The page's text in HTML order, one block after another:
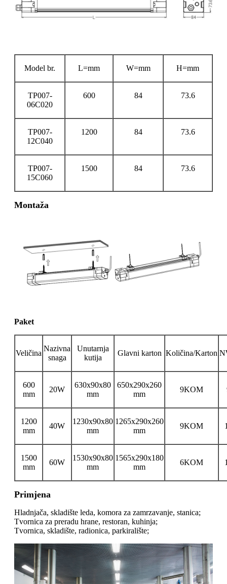
Model br. L=mm W=mm H=mm
TP007-
06C020
600 84 73.6
TP007-
12C040
1200 84 73.6
TP007-
15C060
1500 84 73.6
Montaža
Paket
Veličina
Nazivna
snaga
Unutarnja
kutija
Glavni karton Količina/Karton
600
mm
20W
630x90x80
mm
650x290x260
mm
9KOM
1200
mm
40W
1230x90x80
mm
1265x290x260
mm
9KOM
1500
mm
60W
1530x90x80
mm
1565x290x180
mm
6KOM
Primjena
Hladnjača, skladište leda, komora za zamrzavanje, stanica;
Tvornica za preradu hrane, restoran, kuhinja;
Tvornica, skladište, radionica, parkiralište;